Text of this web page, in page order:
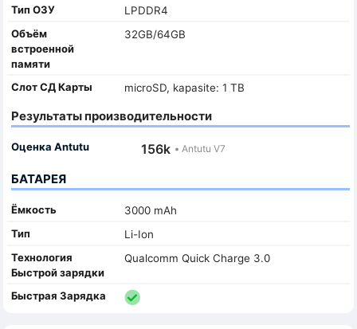
Тип ОЗУ
LPDDR4
Объём
встроенной
памяти
32GB/64GB
Слот СД Карты microSD, kapasite: 1 TB
Результаты производительности
Оценка Antutu 156k • Antutu V7
БАТАРЕЯ
Ёмкость
3000 mAh
Тип
Li-Ion
Технология
Быстрой зарядки
Qualcomm Quick Charge 3.0
Быстрая Зарядка